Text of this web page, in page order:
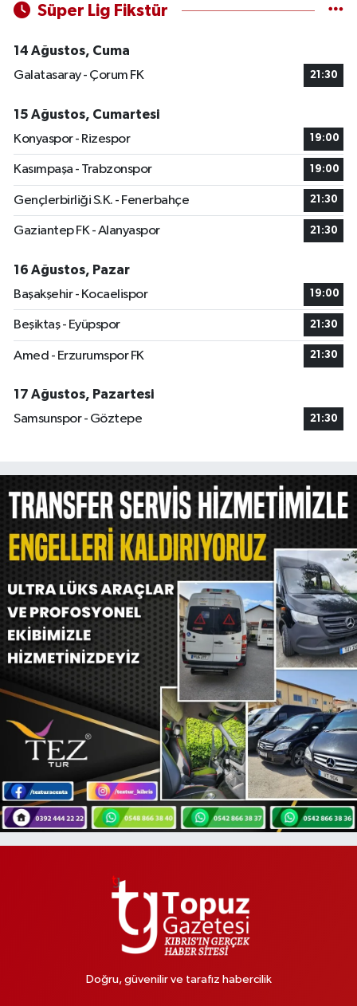
Süper Lig Fikstür
14 Ağustos, Cuma
Galatasaray - Çorum FK
21:30
15 Ağustos, Cumartesi
Konyaspor - Rizespor
19:00
Kasımpaşa - Trabzonspor 19:00
Gençlerbirliği S.K. - Fenerbahçe 21:30
Gaziantep FK - Alanyaspor 21:30
16 Ağustos, Pazar
Başakşehir - Kocaelispor
19:00
Beşiktaş - Eyüpspor 21:30
Amed - Erzurumspor FK 21:30
17 Ağustos, Pazartesi
Samsunspor - Göztepe
21:30
Doğru, güvenilir ve tarafız habercilik